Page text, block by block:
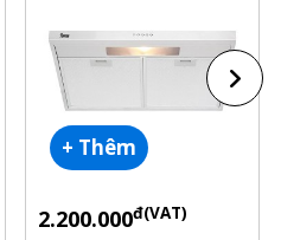
+ Thêm
2.200.000đ(VAT)